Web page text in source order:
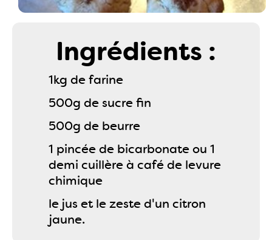
Ingrédients :
1kg de farine
500g de sucre fin
500g de beurre
1 pincée de bicarbonate ou 1
demi cuillère à café de levure
chimique
le jus et le zeste d'un citron
jaune.